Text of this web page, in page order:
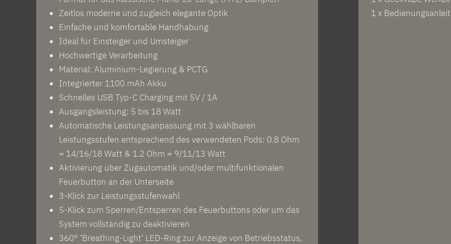
Zeitlos moderne und zugleich elegante Optik
Einfache und komfortable Handhabung
Ideal für Einsteiger und Umsteiger
Hochwertige Verarbeitung
Material: Aluminium-Legierung & PCTG
Integrierter 1100 mAh Akku
Schnelles USB Typ-C Charging mit 5V / 1A
Ausgangsleistung: 5 bis 18 Watt
Automatische Leistungsanpassung mit 3 wählbaren
Leistungsstufen entsprechend des verwendeten Pods: 0.8 Ohm
= 14/16/18 Watt & 1.2 Ohm = 9/11/13 Watt
Aktivierung über Zugautomatik und/oder multifunktionalen
Feuerbutton an der Unterseite
3-Klick zur Leistungsstufenwahl
5-Klick zum Sperren/Entsperren des Feuerbuttons oder um das
System vollständig zu deaktivieren
360° ‘Breathing-Light‘ LED-Ring zur Anzeige von Betriebsstatus,
1 x